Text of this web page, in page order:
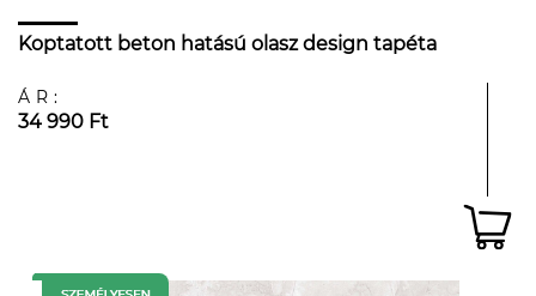
Koptatott beton hatású olasz design tapéta
ÁR:
34 990 Ft